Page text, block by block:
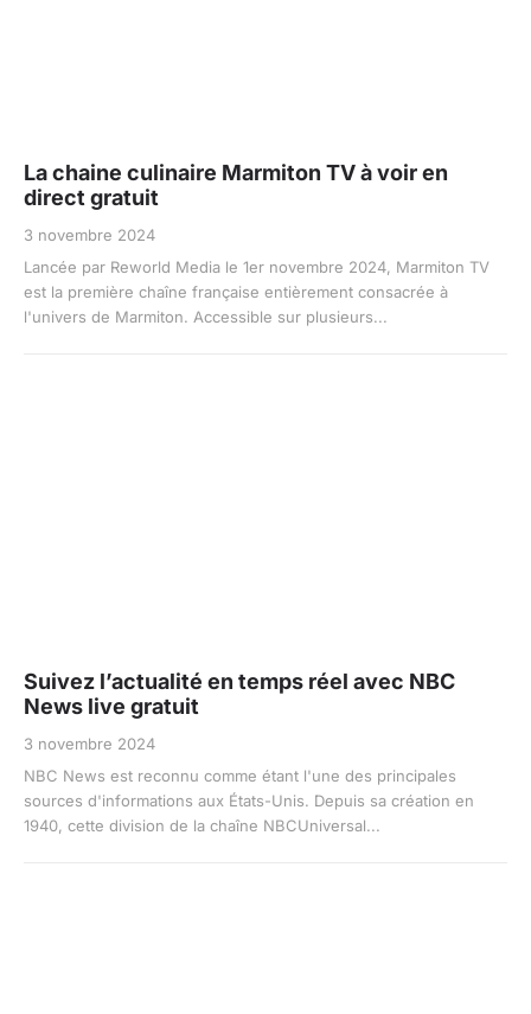
La chaine culinaire Marmiton TV à voir en
direct gratuit
3 novembre 2024
Lancée par Reworld Media le 1er novembre 2024, Marmiton TV
est la première chaîne française entièrement consacrée à
l'univers de Marmiton. Accessible sur plusieurs...
Suivez l’actualité en temps réel avec NBC
News live gratuit
3 novembre 2024
NBC News est reconnu comme étant l'une des principales
sources d'informations aux États-Unis. Depuis sa création en
1940, cette division de la chaîne NBCUniversal...